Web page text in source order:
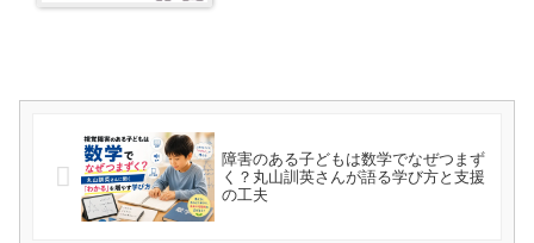
障害のある子どもは数学でなぜつまず
く？丸山訓英さんが語る学び方と支援
の工夫